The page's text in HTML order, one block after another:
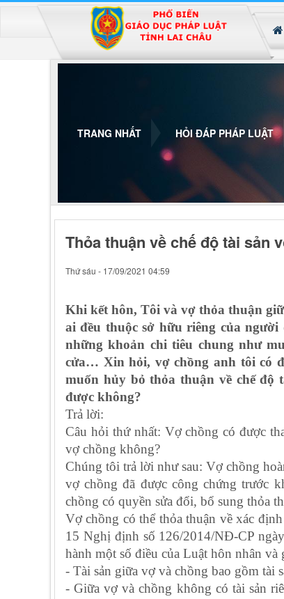
TRANG NHẤT HỎI ĐÁP PHÁP LUẬT
Thỏa thuận về chế độ tài sản
Thứ sáu - 17/09/2021 04:59
Khi kết hôn, Tôi và vợ thỏa thuận
ai đều thuộc sở hữu riêng của
những khoản chi tiêu chung như
cửa… Xin hỏi, vợ chồng anh tôi có
muốn hủy bỏ thỏa thuận về chế độ
được không?
Trả lời:
Câu hỏi thứ nhất: Vợ chồng có được
vợ chồng không?
Chúng tôi trả lời như sau: Vợ chồng
vợ chồng đã được công chứng trước
chồng có quyền sửa đổi, bổ sung thỏa
Vợ chồng có thể thỏa thuận về xác
15 Nghị định số 126/2014/NĐ-CP
hành một số điều của Luật hôn nhân và
- Tài sản giữa vợ và chồng bao gồm tài
- Giữa vợ và chồng không có tài sản
Đã kết nối EMC